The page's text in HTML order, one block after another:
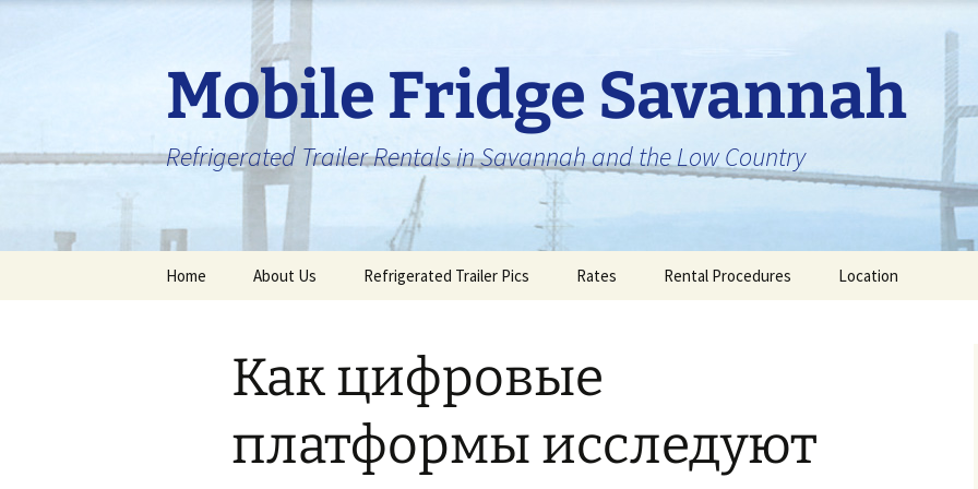
Mobile Fridge Savannah
Refrigerated Trailer Rentals in Savannah and the Low Country
Home About Us Refrigerated Trailer Pics Rates Rental Procedures Location
Как цифровые
платформы исследуют